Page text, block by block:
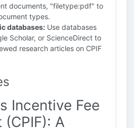
documents, "filetype:pdf" to
types.
databases: Use databases
Scholar, or ScienceDirect to
research articles on CPIF
Incentive Fee
A